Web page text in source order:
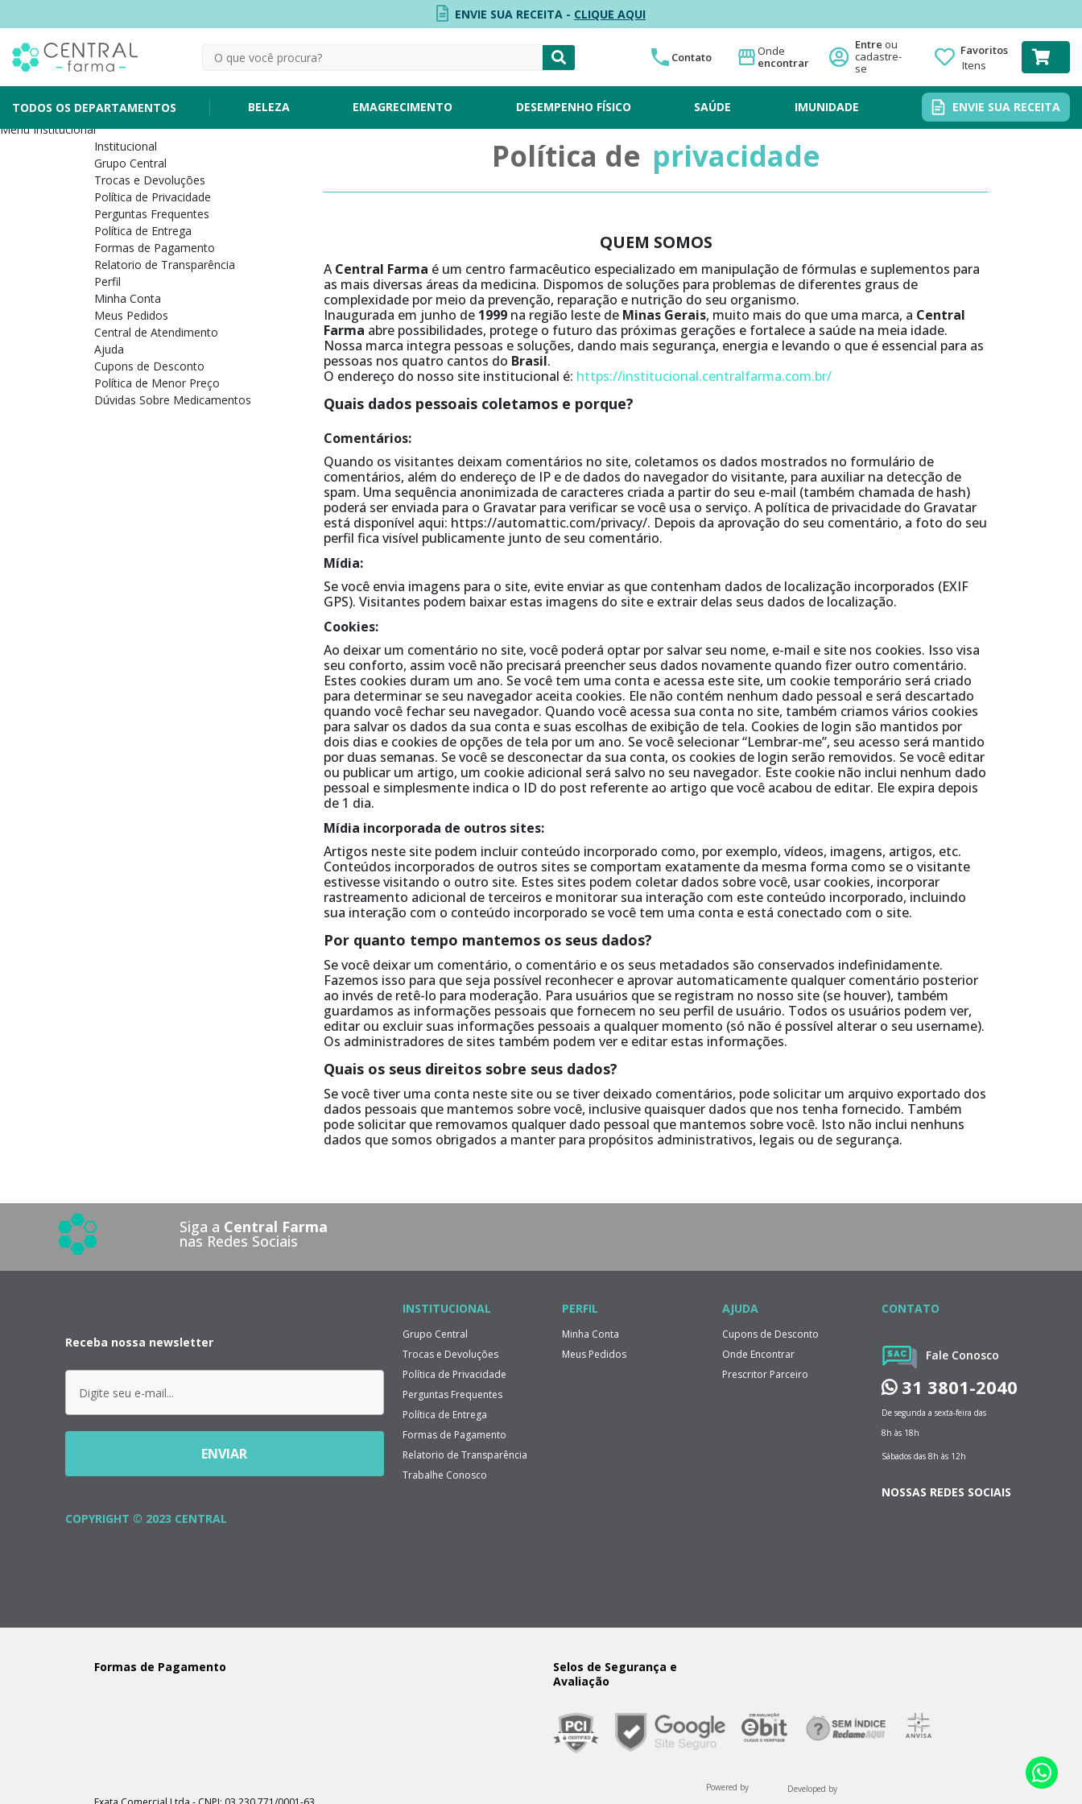
ENVIE SUA RECEITA - CLIQUE AQUI
Contato
Onde
encontrar
Favoritos
Itens
TODOS OS DEPARTAMENTOS BELEZA EMAGRECIMENTO DESEMPENHO FÍSICO SAÚDE IMUNIDADE
ENVIE SUA RECEITA
Menu Institucional
Institucional
Grupo Central
Trocas e Devoluções
Política de Privacidade
Perguntas Frequentes
Política de Entrega
Formas de Pagamento
Relatorio de Transparência
Perfil
Minha Conta
Meus Pedidos
Central de Atendimento
Ajuda
Cupons de Desconto
Política de Menor Preço
Dúvidas Sobre Medicamentos
Política de privacidade
QUEM SOMOS
ACentral Farma é um centro farmacêutico especializado em manipulação de fórmulas e suplementos para
as mais diversas áreas da medicina. Dispomos de soluções para problemas de diferentes graus de
complexidade por meio da prevenção, reparação e nutrição do seu organismo.
Inaugurada em junho de 1999 na região leste de Minas Gerais, muito mais do que uma marca, a Central
Farma abre possibilidades, protege o futuro das próximas gerações e fortalece a saúde na meia idade.
Nossa marca integra pessoas e soluções, dando mais segurança, energia e levando o que é essencial para as
pessoas nos quatro cantos do Brasil.
O endereço do nosso site institucional é: https://institucional.centralfarma.com.br/
Quais dados pessoais coletamos e porque?
Comentários:
Quando os visitantes deixam comentários no site, coletamos os dados mostrados no formulário de
comentários, além do endereço de IP e de dados do navegador do visitante, para auxiliar na detecção de
spam. Uma sequência anonimizada de caracteres criada a partir do seu e-mail (também chamada de hash)
poderá ser enviada para o Gravatar para verificar se você usa o serviço. A política de privacidade do Gravatar
está disponível aqui: https://automattic.com/privacy/. Depois da aprovação do seu comentário, a foto do seu
perfil fica visível publicamente junto de seu comentário.
Mídia:
Se você envia imagens para o site, evite enviar as que contenham dados de localização incorporados (EXIF
GPS). Visitantes podem baixar estas imagens do site e extrair delas seus dados de localização.
Cookies:
Ao deixar um comentário no site, você poderá optar por salvar seu nome, e-mail e site nos cookies. Isso visa
seu conforto, assim você não precisará preencher seus dados novamente quando fizer outro comentário.
Estes cookies duram um ano. Se você tem uma conta e acessa este site, um cookie temporário será criado
para determinar se seu navegador aceita cookies. Ele não contém nenhum dado pessoal e será descartado
quando você fechar seu navegador. Quando você acessa sua conta no site, também criamos vários cookies
para salvar os dados da sua conta e suas escolhas de exibição de tela. Cookies de login são mantidos por
dois dias e cookies de opções de tela por um ano. Se você selecionar “Lembrar-me”, seu acesso será mantido
por duas semanas. Se você se desconectar da sua conta, os cookies de login serão removidos. Se você editar
ou publicar um artigo, um cookie adicional será salvo no seu navegador. Este cookie não inclui nenhum dado
pessoal e simplesmente indica o ID do post referente ao artigo que você acabou de editar. Ele expira depois
de 1 dia.
Mídia incorporada de outros sites:
Artigos neste site podem incluir conteúdo incorporado como, por exemplo, vídeos, imagens, artigos, etc.
Conteúdos incorporados de outros sites se comportam exatamente da mesma forma como se o visitante
estivesse visitando o outro site. Estes sites podem coletar dados sobre você, usar cookies, incorporar
rastreamento adicional de terceiros e monitorar sua interação com este conteúdo incorporado, incluindo
sua interação com o conteúdo incorporado se você tem uma conta e está conectado com o site.
Por quanto tempo mantemos os seus dados?
Se você deixar um comentário, o comentário e os seus metadados são conservados indefinidamente.
Fazemos isso para que seja possível reconhecer e aprovar automaticamente qualquer comentário posterior
ao invés de retê-lo para moderação. Para usuários que se registram no nosso site (se houver), também
guardamos as informações pessoais que fornecem no seu perfil de usuário. Todos os usuários podem ver,
editar ou excluir suas informações pessoais a qualquer momento (só não é possível alterar o seu username).
Os administradores de sites também podem ver e editar estas informações.
Quais os seus direitos sobre seus dados?
Se você tiver uma conta neste site ou se tiver deixado comentários, pode solicitar um arquivo exportado dos
dados pessoais que mantemos sobre você, inclusive quaisquer dados que nos tenha fornecido. Também
pode solicitar que removamos qualquer dado pessoal que mantemos sobre você. Isto não inclui nenhuns
dados que somos obrigados a manter para propósitos administrativos, legais ou de segurança.
Siga a Central Farma
nas Redes Sociais
Receba nossa newsletter
ENVIAR
COPYRIGHT © 2023 CENTRAL
INSTITUCIONAL
Grupo Central
Trocas e Devoluções
Política de Privacidade
Perguntas Frequentes
Política de Entrega
Formas de Pagamento
Relatorio de Transparência
Trabalhe Conosco
PERFIL
Minha Conta
Meus Pedidos
AJUDA
Cupons de Desconto
Onde Encontrar
Prescritor Parceiro
CONTATO
Fale Conosco
31 3801-2040
De segunda a sexta-feira das
8h às 18h
Sábados das 8h às 12h
NOSSAS REDES SOCIAIS
Formas de Pagamento
Selos de Segurança e
Avaliação
Powered by Developed by